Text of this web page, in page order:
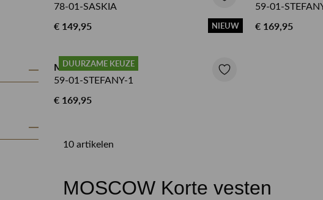
78-01-SASKIA
€ 149,95 NIEUW
59-01-
€ 169,95
DUURZAME KEUZE
MOSCOW VEST
59-01-STEFANY-1
€ 169,95
10 artikelen
MOSCOW Korte vesten